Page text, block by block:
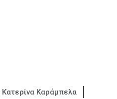
Κατερίνα Καράμπελα